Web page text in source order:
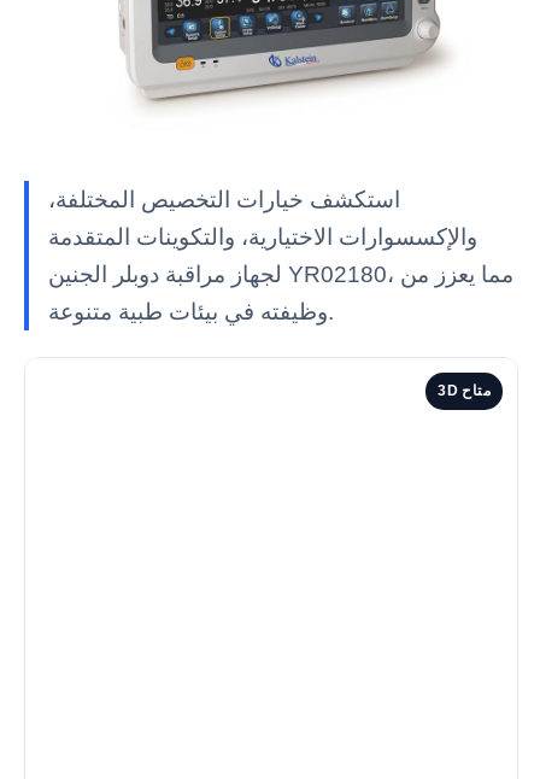
استكشف خيارات التخصيص المختلفة،
والإكسسوارات الاختيارية، والتكوينات المتقدمة
لجهاز مراقبة دوبلر الجنين YR02180، مما يعزز من
وظيفته في بيئات طبية متنوعة.
3D متاح